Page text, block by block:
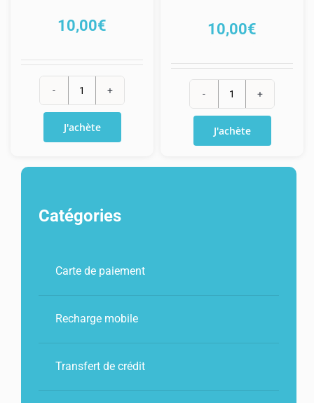
10,00€
Recharge
10€
J'achète
10,00€
Recharge
J'achète
Catégories
Carte de paiement
Recharge mobile
Transfert de crédit